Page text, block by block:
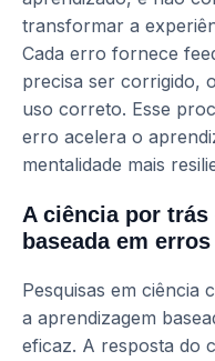
transformar a
Cada erro fornece
precisa ser corrigido,
uso correto. Esse
erro acelera o
mentalidade mais
A ciência por trás
baseada em erros
Pesquisas em ciência
a aprendizagem
eficaz. A resposta do